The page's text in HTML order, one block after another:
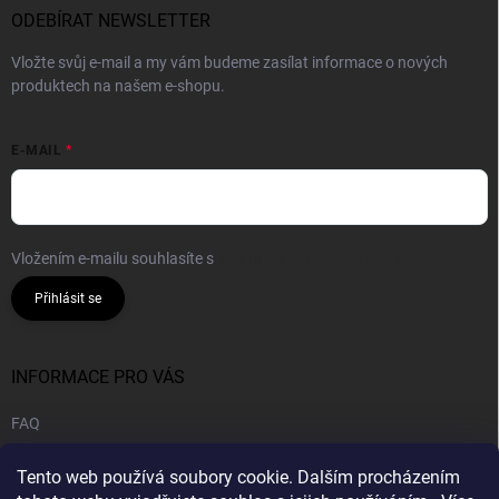
Tento web používá soubory cookie. Dalším procházením
ODEBÍRAT NEWSLETTER
Vložte svůj e-mail a my vám budeme zasílat informace o nových
produktech na našem e-shopu.
E-MAIL
Vložením e-mailu souhlasíte s
Přihlásit se
INFORMACE PRO VÁS
FAQ
Podmínky ochrany osobních údajů